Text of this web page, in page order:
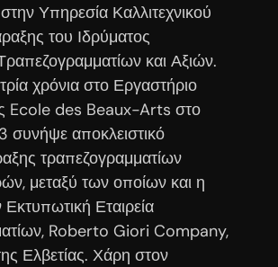
Υπηρεσία Καλλιτεχνικού
του Ιδρύματος
και Αξιών.
χρόνια στο Εργαστήριο
Ecole des Beaux-Arts στο
συνήψε αποκλειστικό
τραπεζογραμματίων
μεταξύ των οποίων και η
Εταιρεία
Roberto Giori Company,
Ελβετίας. Χάρη στον